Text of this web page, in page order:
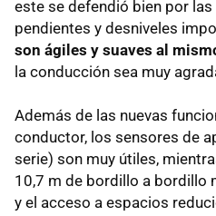
este se defendió bien por
pendientes y desniveles
son ágiles y suaves al
la conducción sea muy
Además de las nuevas
conductor, los sensores de
serie) son muy útiles,
10,7 m de bordillo a bordillo
y el acceso a espacios